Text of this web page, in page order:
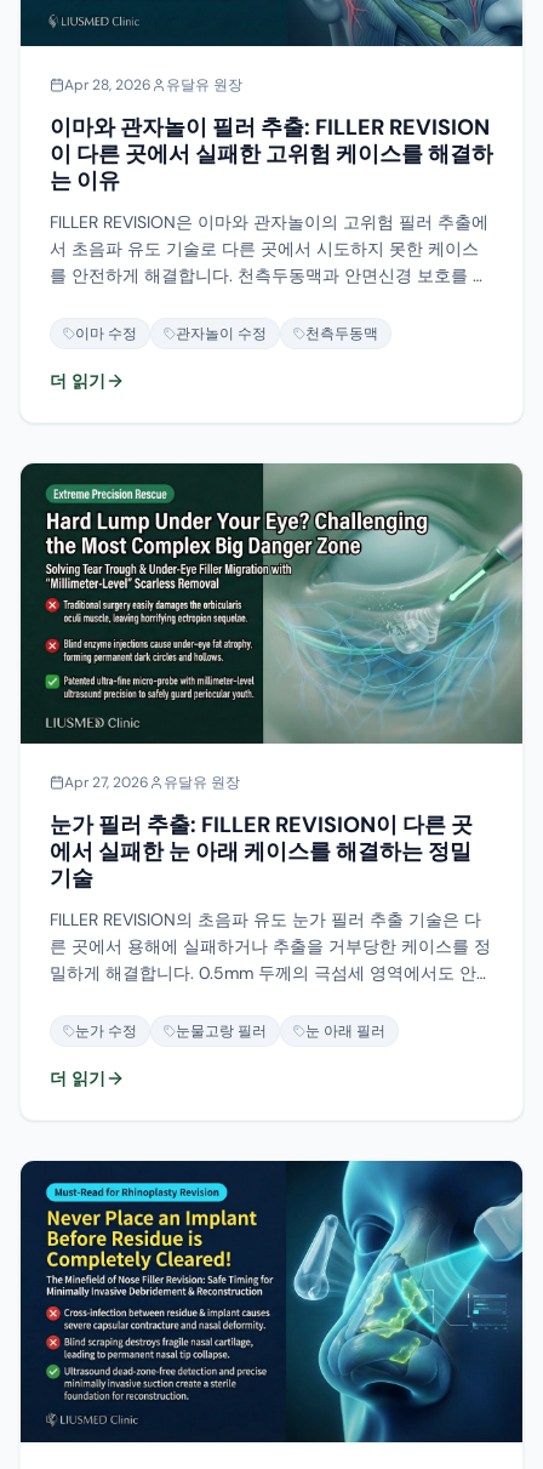
Apr 28, 2026 유달유 원장
이마와 관자놀이 필러 추출: FILLER REVISION
이 다른 곳에서 실패한 고위험 케이스를 해결하
는 이유
FILLER REVISION은 이마와 관자놀이의 고위험 필러 추출에
서 초음파 유도 기술로 다른 곳에서 시도하지 못한 케이스
를 안전하게 해결합니다. 천측두동맥과 안면신경 보호를 위
이마 수정 관자놀이 수정 천측두동맥
더 읽기
Apr 27, 2026 유달유 원장
눈가 필러 추출: FILLER REVISION이 다른 곳
에서 실패한 눈 아래 케이스를 해결하는 정밀
기술
FILLER REVISION의 초음파 유도 눈가 필러 추출 기술은 다
른 곳에서 용해에 실패하거나 추출을 거부당한 케이스를 정
밀하게 해결합니다. 0.5mm 두께의 극섬세 영역에서도 안전
눈가 수정 눈물고랑 필러 눈 아래 필러
더 읽기